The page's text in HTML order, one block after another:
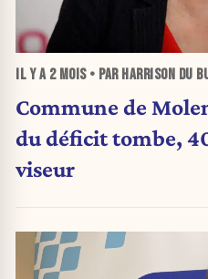
IL Y A 2 MOIS• PAR HARRISON DU
Commune de
du déficit tombe,
viseur